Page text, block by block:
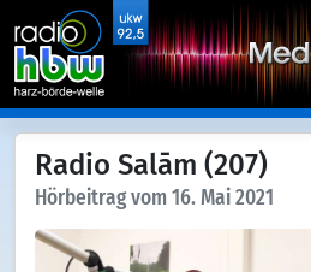
Radio Salām (207)
Hörbeitrag vom 16. Mai 2021